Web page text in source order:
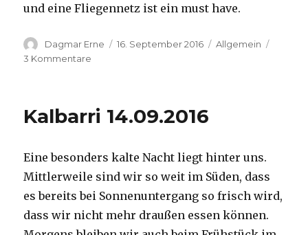
und eine Fliegennetz ist ein must have.
Autor
Dagmar Erne
Veröffentlicht
16. September 2016 Kategorien
Allgemein
3 Kommentare
Kalbarri 14.09.2016
Eine besonders kalte Nacht liegt hinter uns.
Mittlerweile sind wir so weit im Süden, dass
es bereits bei Sonnenuntergang so frisch wird,
dass wir nicht mehr draußen essen können.